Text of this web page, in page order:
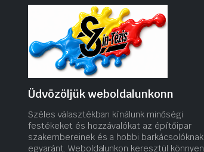
Üdvözöljük weboldalunkonn
Széles választékban kínálunk minőségi
festékeket és hozzávalókat az építőipar
szakembereinek és a hobbi barkácsolóknak
egyaránt. Weboldalunkon keresztül könnyen